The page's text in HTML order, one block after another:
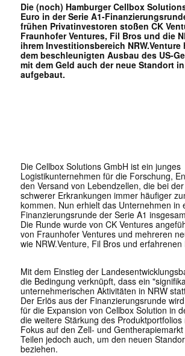
Die (noch) Hamburger Cellbox
Euro in der Serie A1-
frühen Privatinvestoren stoßen CK
Fraunhofer Ventures, Fil Bros und die
ihrem Investitionsbereich NRW.Venture
dem beschleunigten Ausbau des US-
mit dem Geld auch der neue Standort
aufgebaut.
Die Cellbox Solutions GmbH ist ein junges
Logistikunternehmen für die Forschung,
den Versand von Lebendzellen, die bei
schwerer Erkrankungen immer häufiger
kommen. Nun erhielt das Unternehmen in
Finanzierungsrunde der Serie A1
Die Runde wurde von CK Ventures
von Fraunhofer Ventures und mehreren
wie NRW.Venture, Fil Bros und
Mit dem Einstieg der
die Bedingung verknüpft, dass ein
unternehmerischen Aktivitäten in NRW
Der Erlös aus der Finanzierungsrunde
für die Expansion von Cellbox Solution in
die weitere Stärkung des
Fokus auf den Zell- und
Teilen jedoch auch, um den neuen
beziehen.